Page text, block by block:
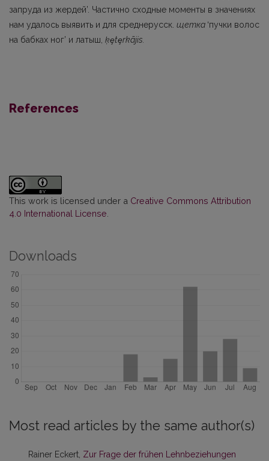
запруда из жердей’. Частично сходные моменты в значениях
нам удалось вы­явить и для среднерусск. щетка ʽпучки волос
на бабках ног’ и латыш, ķȩtȩrkãjis.
References
This work is licensed under a Creative Commons Attribution
4.0 International License
Downloads
Most read articles by the same author(s)
Rainer Eckert, Zur Frage der frühen Lehnbeziehungen